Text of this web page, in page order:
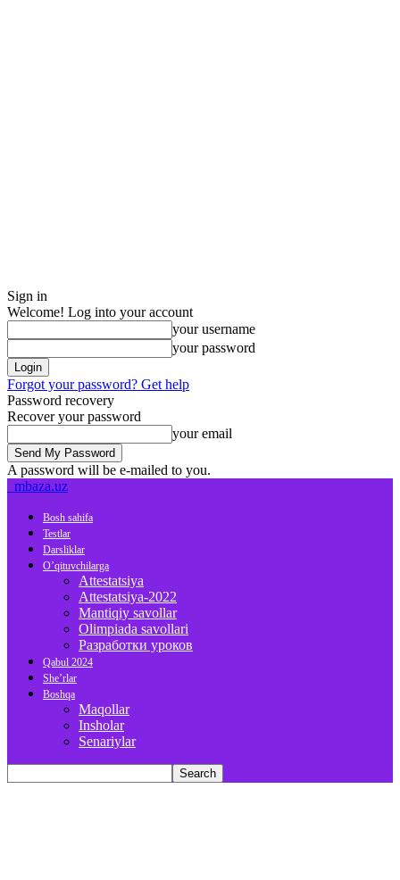
Sign in
Welcome! Log into your account
your username
your password
Forgot your password? Get help
Password recovery
Recover your password
your email
A password will be e-mailed to you.
mbaza.uz
Bosh sahifa
Testlar
Darsliklar
O’qituvchilarga
Attestatsiya
Attestatsiya-2022
Mantiqiy savollar
Olimpiada savollari
Разработки уроков
Qabul 2024
She’rlar
Boshqa
Maqollar
Insholar
Senariylar